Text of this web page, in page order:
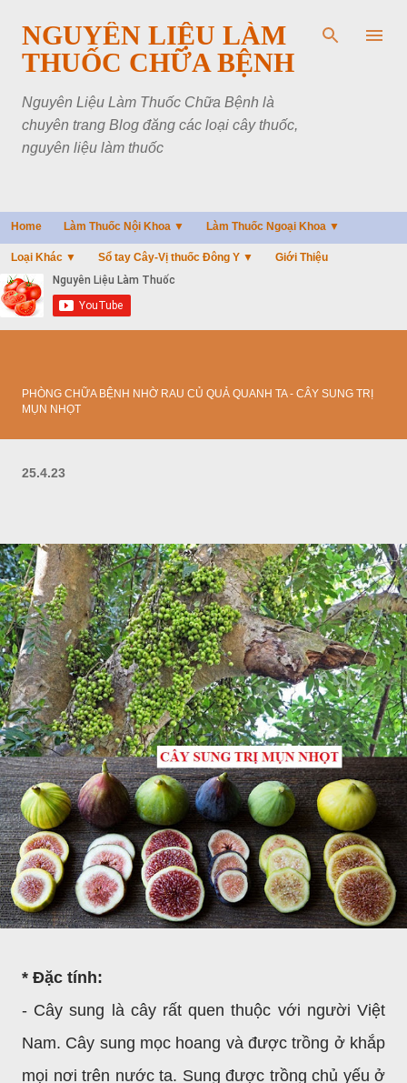
Chuyển đến nội dung chính
NGUYÊN LIỆU LÀM
THUỐC CHỮA BỆNH
Nguyên Liệu Làm Thuốc Chữa Bệnh là
chuyên trang Blog đăng các loại cây thuốc,
nguyên liệu làm thuốc
Home Làm Thuốc Nội Khoa ▼ Làm Thuốc Ngoại Khoa ▼
Loại Khác ▼ Sổ tay Cây-Vị thuốc Đông Y ▼ Giới Thiệu
PHÒNG CHỮA BỆNH NHỜ RAU CỦ QUẢ QUANH TA - CÂY SUNG TRỊ
MỤN NHỌT
25.4.23
* Đặc tính:
- Cây sung là cây rất quen thuộc với người Việt
Nam. Cây sung mọc hoang và được trồng ở khắp
mọi nơi trên nước ta. Sung được trồng chủ yếu ở